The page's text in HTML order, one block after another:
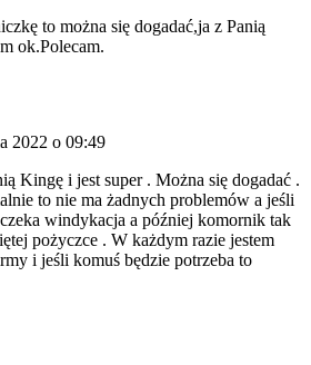
to można się dogadać,ja z Panią
ok.Polecam.
2022 o 09:49
Kingę i jest super . Można się dogadać .
to nie ma żadnych problemów a jeśli
windykacja a później komornik tak
pożyczce . W każdym razie jestem
i jeśli komuś będzie potrzeba to